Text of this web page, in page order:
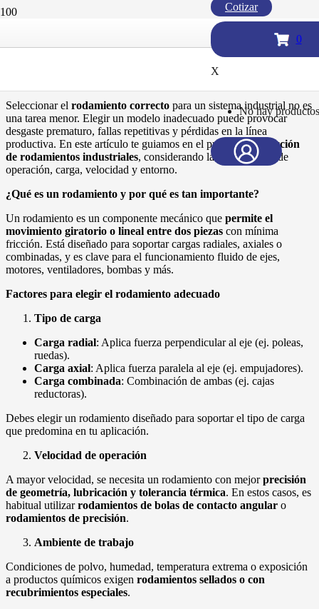
Cotizar
0
X
No hay
Cómo elegir el rodamiento
industrial adecuado según tu
Seleccionar el rodamiento correcto para un sistema industrial no es
una tarea menor. Elegir un modelo inadecuado puede provocar
desgaste prematuro, fallas repetitivas y pérdidas en la línea
productiva. En este artículo te guiamos en el proceso deselección
de rodamientos industriales, considerando las condiciones de
operación, carga, velocidad y entorno.
¿Qué es un rodamiento y por qué es tan importante?
Un rodamiento es un componente mecánico que permite el
movimiento giratorio o lineal entre dos piezas con mínima
fricción. Está diseñado para soportar cargas radiales, axiales o
combinadas, y es clave para el funcionamiento fluido de ejes,
motores, ventiladores, bombas y más.
Factores para elegir el rodamiento adecuado
Tipo de carga
Carga radial: Aplica fuerza perpendicular al eje (ej. poleas,
ruedas).
Carga axial: Aplica fuerza paralela al eje (ej. empujadores).
Carga combinada: Combinación de ambas (ej. cajas
reductoras).
Debes elegir un rodamiento diseñado para soportar el tipo de carga
que predomina en tu aplicación.
Velocidad de operación
A mayor velocidad, se necesita un rodamiento con mejorprecisión
de geometría, lubricación y tolerancia térmica. En estos casos, es
habitual utilizarrodamientos de bolas de contacto angular o
rodamientos de precisión.
Ambiente de trabajo
Condiciones de polvo, humedad, temperatura extrema o exposición
a productos químicos exigen rodamientos sellados o con
recubrimientos especiales.